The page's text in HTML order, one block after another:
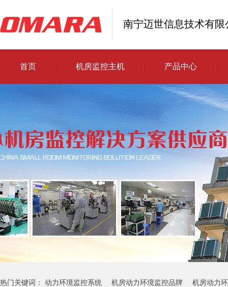
南宁迈世信息技术有限
首页 机房监控主机 产品中心
热门关键词： 动力环境监控系统 机房动力环境监控品牌 机房动力